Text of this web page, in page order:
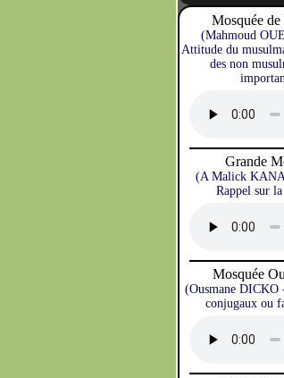
Mosquée de
(Mahmoud
Attitude du
des non
Grande
(A Malick
Rappel sur
Mosquée
(Ousmane DICKO
conjugaux ou